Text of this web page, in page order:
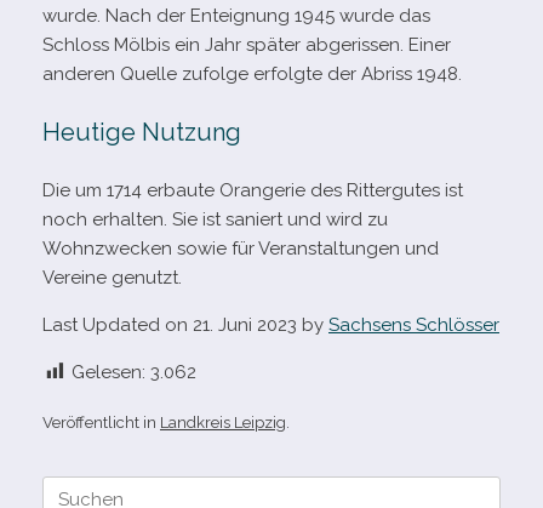
wurde. Nach der Enteignung 1945 wurde das
Schloss Mölbis ein Jahr spä­ter abge­ris­sen. Einer
ande­ren Quelle zufolge erfolgte der Abriss 1948.
Heutige Nutzung
Die um 1714 erbaute Orangerie des Rittergutes ist
noch erhal­ten. Sie ist saniert und wird zu
Wohnzwecken sowie für Veranstaltungen und
Vereine genutzt.
Last Updated on 21. Juni 2023 by Sachsens Schlösser
Gelesen: 3.062
Veröffentlicht in Landkreis Leipzig
Suche